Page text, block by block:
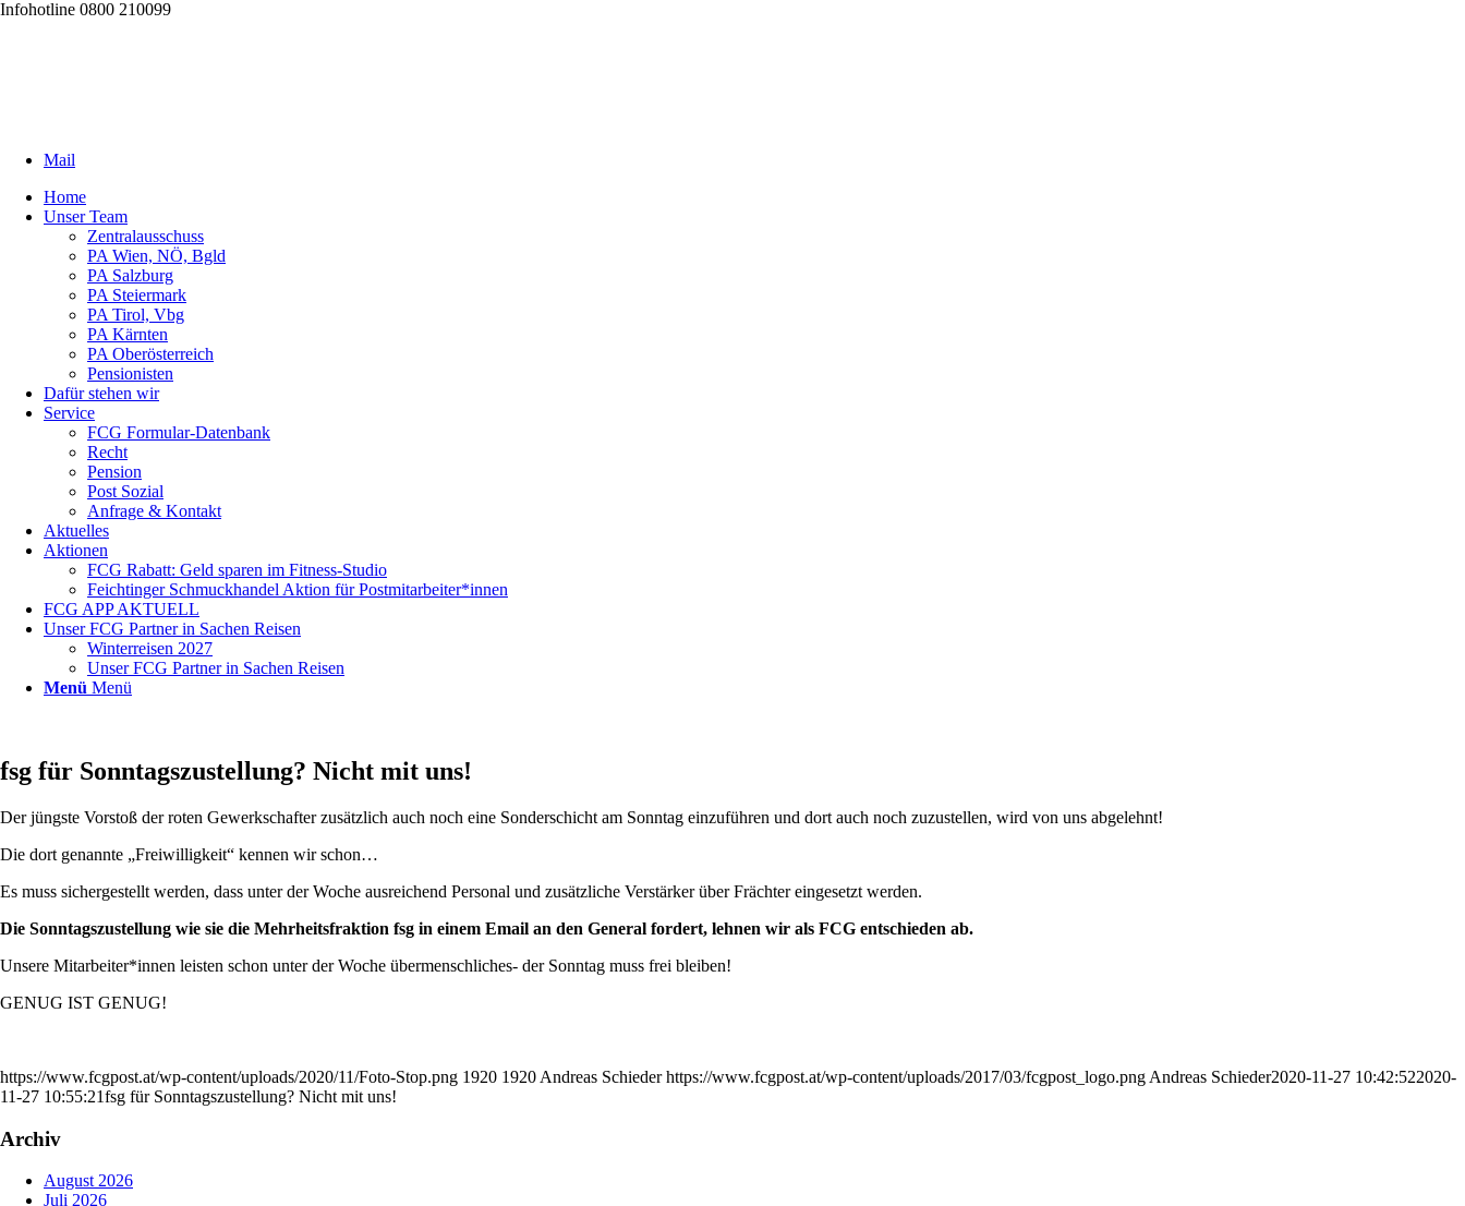
Infohotline 0800 210099
Mail
Home
Unser Team
Zentralausschuss
PA Wien, NÖ, Bgld
PA Salzburg
PA Steiermark
PA Tirol, Vbg
PA Kärnten
PA Oberösterreich
Pensionisten
Dafür stehen wir
Service
FCG Formular-Datenbank
Recht
Pension
Post Sozial
Anfrage & Kontakt
Aktuelles
Aktionen
FCG Rabatt: Geld sparen im Fitness-Studio
Feichtinger Schmuckhandel Aktion für Postmitarbeiter*innen
FCG APP AKTUELL
Unser FCG Partner in Sachen Reisen
Winterreisen 2027
Unser FCG Partner in Sachen Reisen
Menü Menü
fsg für Sonntagszustellung? Nicht mit uns!
Der jüngste Vorstoß der roten Gewerkschafter zusätzlich auch noch eine Sonderschicht am Sonntag einzuführen und dort auch noch zuzustellen, wird von uns abgelehnt!
Die dort genannte „Freiwilligkeit“ kennen wir schon…
Es muss sichergestellt werden, dass unter der Woche ausreichend Personal und zusätzliche Verstärker über Frächter eingesetzt werden.
Die Sonntagszustellung wie sie die Mehrheitsfraktion fsg in einem Email an den General fordert, lehnen wir als FCG entschieden ab.
Unsere Mitarbeiter*innen leisten schon unter der Woche übermenschliches- der Sonntag muss frei bleiben!
GENUG IST GENUG!
https://www.fcgpost.at/wp-content/uploads/2020/11/Foto-Stop.png 1920 1920 Andreas Schieder https://www.fcgpost.at/wp-content/uploads/2017/03/fcgpost_logo.png Andreas Schieder2020-11-27 10:42:522020-
11-27 10:55:21fsg für Sonntagszustellung? Nicht mit uns!
Archiv
August 2026
Juli 2026